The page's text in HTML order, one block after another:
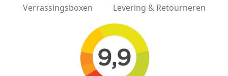
Verrassingsboxen
Levering & Retourneren